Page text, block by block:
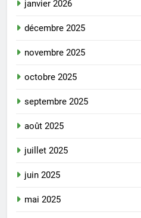
janvier 2026
décembre 2025
novembre 2025
octobre 2025
septembre 2025
août 2025
juillet 2025
juin 2025
mai 2025